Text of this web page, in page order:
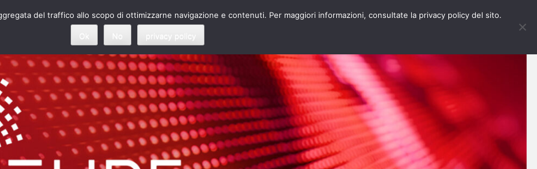
del traffico allo scopo di ottimizzarne navigazione e contenuti. Per maggiori informazioni, consultate la privacy policy del sito.